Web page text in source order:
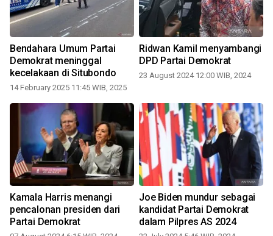
Bendahara Umum Partai
Demokrat meninggal
kecelakaan di Situbondo
14 February 2025 11:45 WIB, 2025
Ridwan Kamil menyambangi
DPD Partai Demokrat
23 August 2024 12:00 WIB, 2024
Kamala Harris menangi
pencalonan presiden dari
Partai Demokrat
Joe Biden mundur sebagai
kandidat Partai Demokrat
dalam Pilpres AS 2024